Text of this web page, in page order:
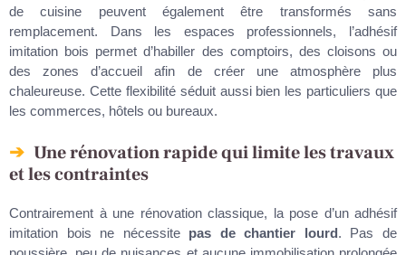
de cuisine peuvent également être transformés sans
remplacement. Dans les espaces professionnels, l’adhésif
imitation bois permet d’habiller des comptoirs, des cloisons ou
des zones d’accueil afin de créer une atmosphère plus
chaleureuse. Cette flexibilité séduit aussi bien les particuliers que
les commerces, hôtels ou bureaux.
Une rénovation rapide qui limite les travaux
et les contraintes
Contrairement à une rénovation classique, la pose d’un adhésif
imitation bois ne nécessite pas de chantier lourd. Pas de